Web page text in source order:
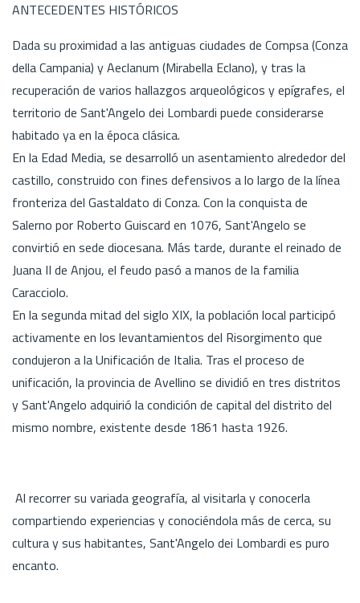
ANTECEDENTES HISTÓRICOS
Dada su proximidad a las antiguas ciudades de Compsa (Conza
della Campania) y Aeclanum (Mirabella Eclano), y tras la
recuperación de varios hallazgos arqueológicos y epígrafes, el
territorio de Sant'Angelo dei Lombardi puede considerarse
habitado ya en la época clásica.
En la Edad Media, se desarrolló un asentamiento alrededor del
castillo, construido con fines defensivos a lo largo de la línea
fronteriza del Gastaldato di Conza. Con la conquista de
Salerno por Roberto Guiscard en 1076, Sant'Angelo se
convirtió en sede diocesana. Más tarde, durante el reinado de
Juana II de Anjou, el feudo pasó a manos de la familia
Caracciolo.
En la segunda mitad del siglo XIX, la población local participó
activamente en los levantamientos del Risorgimento que
condujeron a la Unificación de Italia. Tras el proceso de
unificación, la provincia de Avellino se dividió en tres distritos
y Sant'Angelo adquirió la condición de capital del distrito del
mismo nombre, existente desde 1861 hasta 1926.
Al recorrer su variada geografía, al visitarla y conocerla
compartiendo experiencias y conociéndola más de cerca, su
cultura y sus habitantes, Sant'Angelo dei Lombardi es puro
encanto.